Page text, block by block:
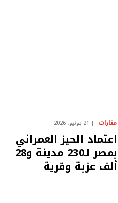
عقارات 21 يونيو، 2026
اعتماد الحيز العمراني
بمصر لـ230 مدينة و28
ألف عزبة وقرية